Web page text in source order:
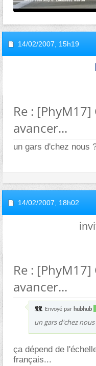
14/02/2007, 15h19
Re :
avancer...
un gars d'chez nous
14/02/2007, 18h02
Re :
avancer...
Envoyé par hubhub
un gars d'chez nous
ça dépend de
français...